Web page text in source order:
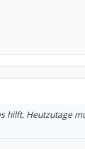
hilft. Heutzutage